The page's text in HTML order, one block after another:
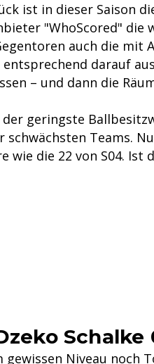
ist in dieser Saison
"WhoScored" die
auch die mit
entsprechend darauf
– und dann die
geringste
schwächsten Teams.
wie die 22 von S04.
gewissen Niveau noch